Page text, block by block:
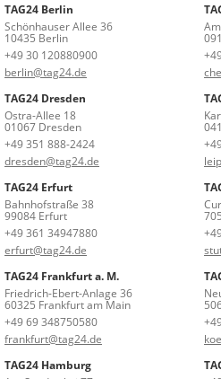
TAG24 Berlin
Schönhauser Allee 36
10435 Berlin
+49 30 120880900
berlin@tag24.de
TAG24 Dresden
Ostra-Allee 18
01067 Dresden
+49 351 888-2424
dresden@tag24.de
TAG24 Erfurt
Bahnhofstraße 38
99084 Erfurt
+49 361 34947880
erfurt@tag24.de
TAG24 Frankfurt a. M.
Friedrich-Ebert-Anlage 36
60325 Frankfurt am Main
+49 69 348750580
frankfurt@tag24.de
TAG24 Hamburg